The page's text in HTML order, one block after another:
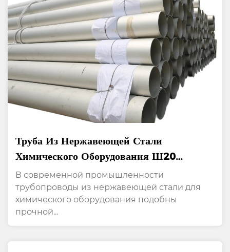
Труба Из Нержавеющей Стали
Химического Оборудования Ш20
Коррозионной Стойкости Для Продажи
В современной промышленности
трубопроводы из нержавеющей стали для
химического оборудования подобны
прочной...